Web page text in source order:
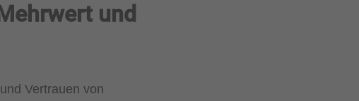
und
Vertrauen von